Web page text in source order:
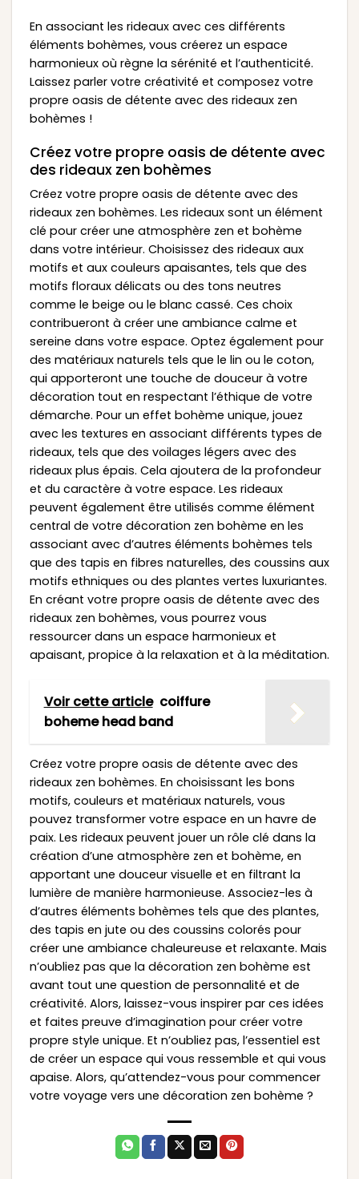
En associant les rideaux avec ces différents
éléments bohèmes, vous créerez un espace
harmonieux où règne la sérénité et l’authenticité.
Laissez parler votre créativité et composez votre
propre oasis de détente avec des rideaux zen
bohèmes !
Créez votre propre oasis de détente avec
des rideaux zen bohèmes
Créez votre propre oasis de détente avec des
rideaux zen bohèmes. Les rideaux sont un élément
clé pour créer une atmosphère zen et bohème
dans votre intérieur. Choisissez des rideaux aux
motifs et aux couleurs apaisantes, tels que des
motifs floraux délicats ou des tons neutres
comme le beige ou le blanc cassé. Ces choix
contribueront à créer une ambiance calme et
sereine dans votre espace. Optez également pour
des matériaux naturels tels que le lin ou le coton,
qui apporteront une touche de douceur à votre
décoration tout en respectant l’éthique de votre
démarche. Pour un effet bohème unique, jouez
avec les textures en associant différents types de
rideaux, tels que des voilages légers avec des
rideaux plus épais. Cela ajoutera de la profondeur
et du caractère à votre espace. Les rideaux
peuvent également être utilisés comme élément
central de votre décoration zen bohème en les
associant avec d’autres éléments bohèmes tels
que des tapis en fibres naturelles, des coussins aux
motifs ethniques ou des plantes vertes luxuriantes.
En créant votre propre oasis de détente avec des
rideaux zen bohèmes, vous pourrez vous
ressourcer dans un espace harmonieux et
apaisant, propice à la relaxation et à la méditation.
Voir cette article coiffure
boheme head band
Créez votre propre oasis de détente avec des
rideaux zen bohèmes. En choisissant les bons
motifs, couleurs et matériaux naturels, vous
pouvez transformer votre espace en un havre de
paix. Les rideaux peuvent jouer un rôle clé dans la
création d’une atmosphère zen et bohème, en
apportant une douceur visuelle et en filtrant la
lumière de manière harmonieuse. Associez-les à
d’autres éléments bohèmes tels que des plantes,
des tapis en jute ou des coussins colorés pour
créer une ambiance chaleureuse et relaxante. Mais
n’oubliez pas que la décoration zen bohème est
avant tout une question de personnalité et de
créativité. Alors, laissez-vous inspirer par ces idées
et faites preuve d’imagination pour créer votre
propre style unique. Et n’oubliez pas, l’essentiel est
de créer un espace qui vous ressemble et qui vous
apaise. Alors, qu’attendez-vous pour commencer
votre voyage vers une décoration zen bohème ?